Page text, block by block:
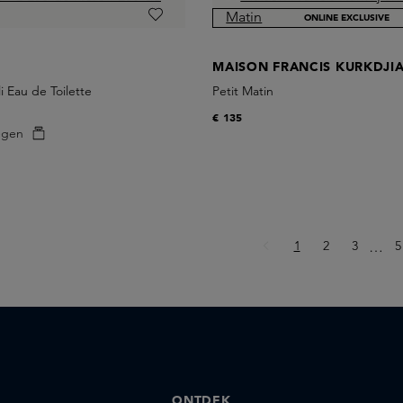
Eau de Toilette
ONLINE EXCLUSIVE
MAISON FRANCIS
Petit Matin
€ 135
Pagina
1 Pagina
2 Pagina
3 Ellipsis
… 5